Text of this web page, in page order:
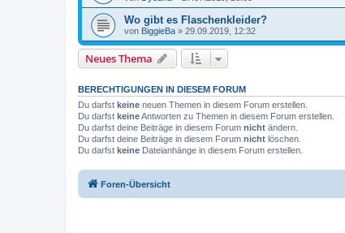
Wo gibt es Flaschenkleider?
von BiggieBa » 29.09.2019, 12:32
Neues Thema
BERECHTIGUNGEN IN DIESEM FORUM
Du darfst keine neuen Themen in diesem Forum erstellen.
Du darfst keineAntworten zu Themen in diesem Forum erstellen.
Du darfst deine Beiträge in diesem Forum nicht ändern.
Du darfst deine Beiträge in diesem Forum nicht löschen.
Du darfst keine Dateianhänge in diesem Forum erstellen.
Foren-Übersicht